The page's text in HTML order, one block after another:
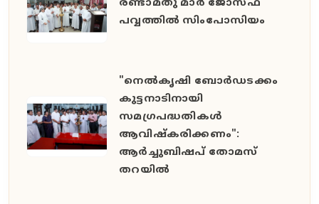
രണ്ടാമതു മാർ ജോസഫ്
പവ്വത്തിൽ സിംപോസിയം
"നെൽകൃഷി ബോർഡടക്കം
കുട്ടനാടിനായി
സമഗ്രപദ്ധതികൾ
ആവിഷ്കരിക്കണം":
ആർച്ചുബിഷപ് തോമസ്
തറയിൽ